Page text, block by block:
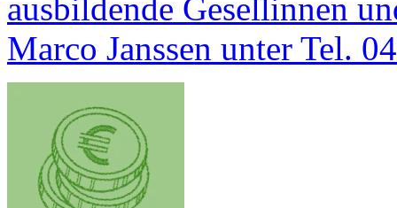
ausbildende Gesellinnen
Marco Janssen unter Tel.